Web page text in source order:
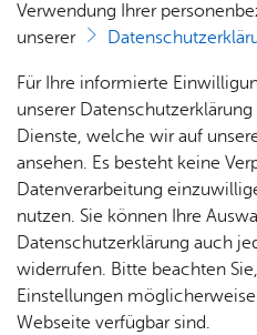
Rat­
haus &
Bür­
ger­
ser­vice
Rat­
häu­ser
& Orts­
ver­
wal­
Nach­
rich­
ten,
Vi­de­os
& Bil­
der
Me­di­
en­in­
for­ma­
tio­nen
Jobs
Stel­
len­an­
dung
Stu­di­
um
Än­de­run­gen
–
Wenn Ihnen Grundbesitz
oder eine
ergeben, müssen Sie beim
zwar, ohne dass Sie das
Verwendung Ihrer
unserer
Für Ihre informierte
unserer
Dienste, welche wir auf
ansehen. Es besteht keine
Datenverarbeitung
nutzen. Sie können Ihre
Datenschutzerklärung auch
widerrufen. Bitte beachten
Einstellungen
Webseite verfügbar sind.